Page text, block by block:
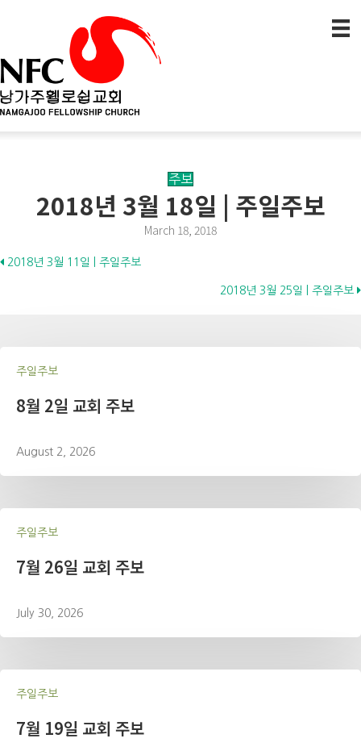
주보
2018년 3월 18일 | 주일주보
March 18, 2018
Posts
2018년 3월 11일 | 주일주보
2018년 3월 25일 | 주일주보
주일주보
8월 2일 교회 주보
August 2, 2026
주일주보
7월 26일 교회 주보
July 30, 2026
주일주보
7월 19일 교회 주보